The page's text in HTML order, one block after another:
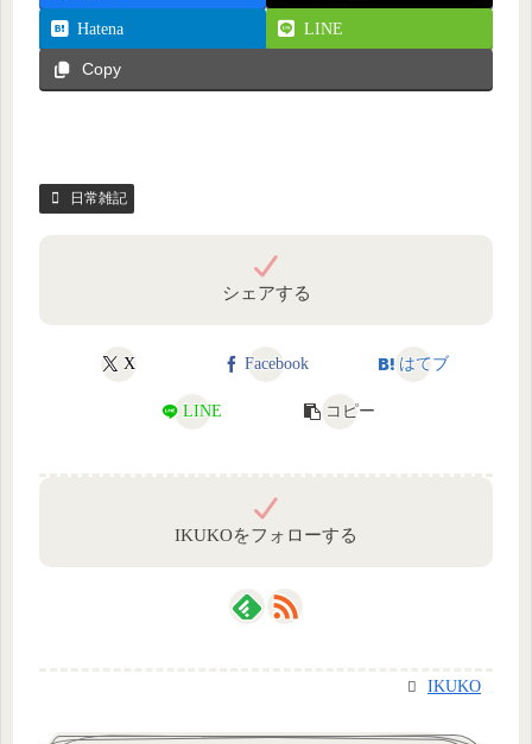
Hatena LINE
Copy
日常雑記
シェアする
X Facebook はてブ
LINE コピー
IKUKOをフォローする
IKUKO